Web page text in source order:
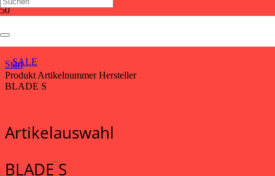
SALE
BLADE S
Start
Produkt Artikelnummer Hersteller
BLADE S
Artikelauswahl
BLADE S